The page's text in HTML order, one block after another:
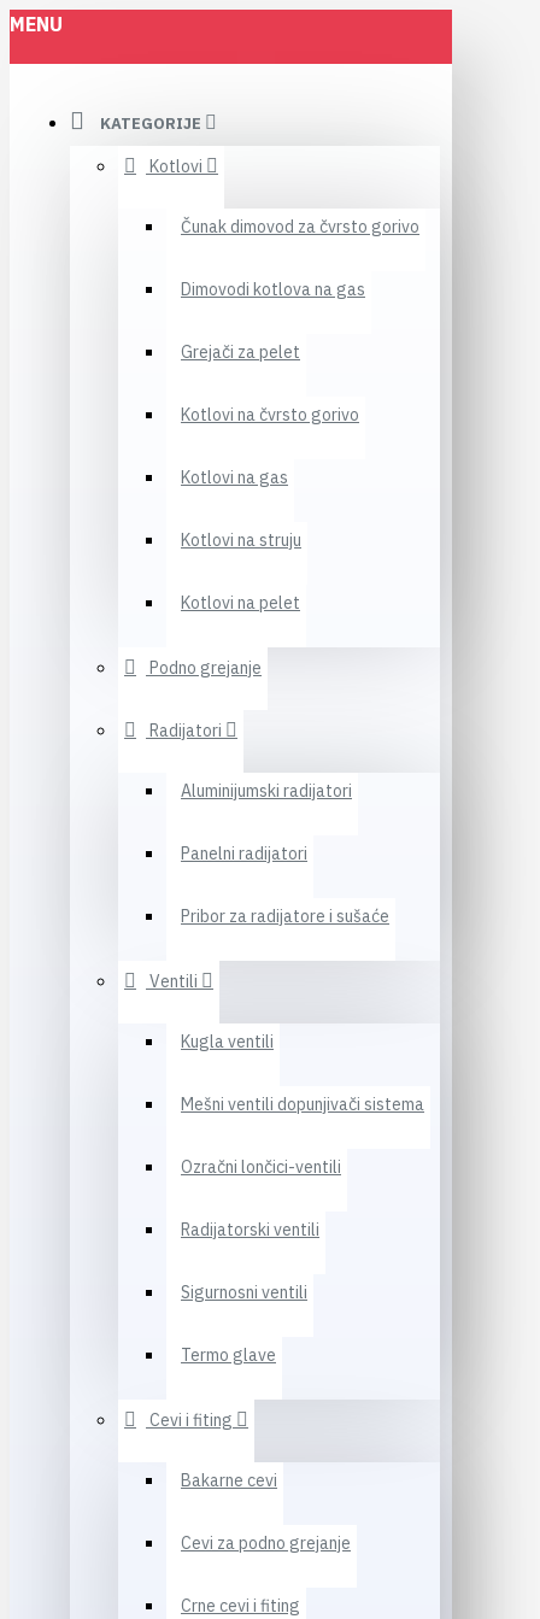
MENU
KATEGORIJE
Kotlovi
Čunak dimovod za čvrsto gorivo
Dimovodi kotlova na gas
Grejači za pelet
Kotlovi na čvrsto gorivo
Kotlovi na gas
Kotlovi na struju
Kotlovi na pelet
Podno grejanje
Radijatori
Aluminijumski radijatori
Panelni radijatori
Pribor za radijatore i sušaće
Ventili
Kugla ventili
Mešni ventili dopunjivači sistema
Ozračni lončici-ventili
Radijatorski ventili
Sigurnosni ventili
Termo glave
Cevi i fiting
Bakarne cevi
Cevi za podno grejanje
Crne cevi i fiting